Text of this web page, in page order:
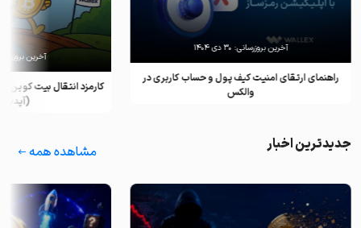
راهنمای ارتقای امنیت کیف پول و حساب کاربری در
والکس
آخرین بروزرسانی: ۳۰ دی ۱۴۰۴
کارمزد انتقال بیت کوین
(آپدیت
آخرین
جدیدترین اخبار مشاهده همه